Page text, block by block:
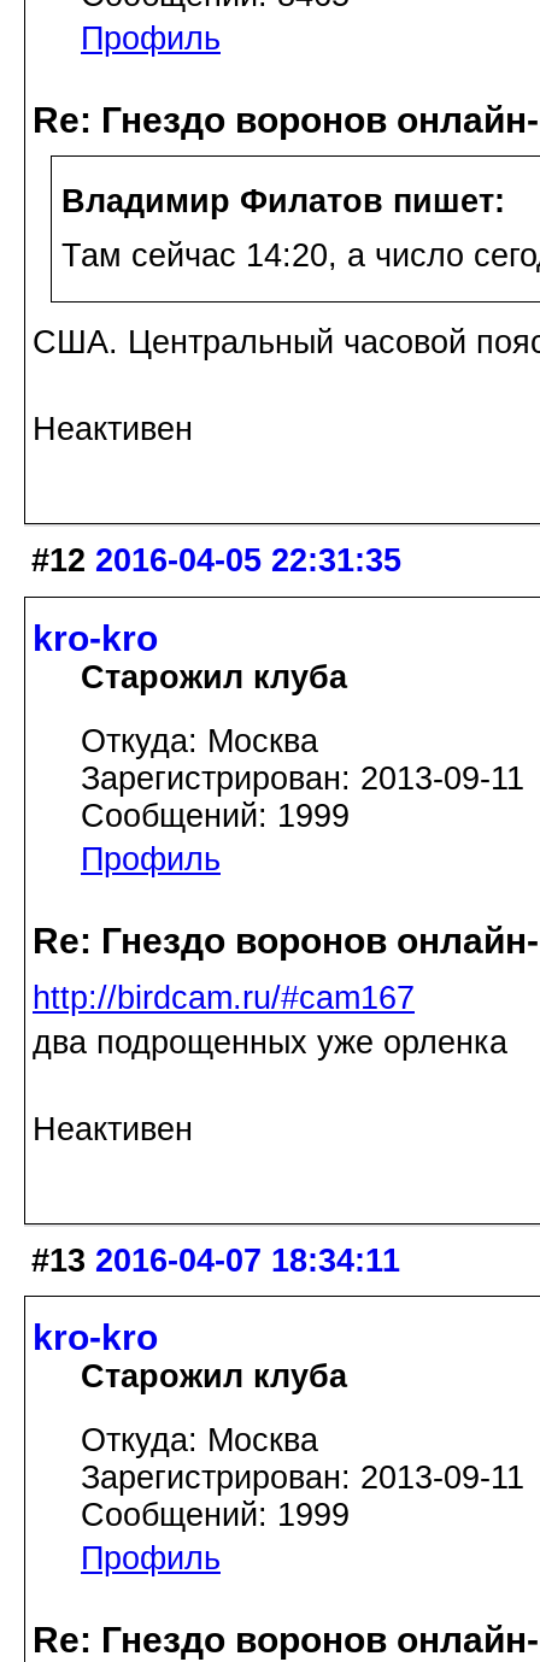
Профиль
Re: Гнездо воронов
Владимир Филатов пишет:
Там сейчас 14:20, а число
США. Центральный часовой
Неактивен
#12 2016-04-05 22:31:35
kro-kro
Старожил клуба
Откуда: Москва
Зарегистрирован: 2013-09-11
Сообщений: 1999
Профиль
Re: Гнездо воронов
http://birdcam.ru/#cam167
два подрощенных уже орленка
Неактивен
#13 2016-04-07 18:34:11
kro-kro
Старожил клуба
Откуда: Москва
Зарегистрирован: 2013-09-11
Сообщений: 1999
Профиль
Re: Гнездо воронов